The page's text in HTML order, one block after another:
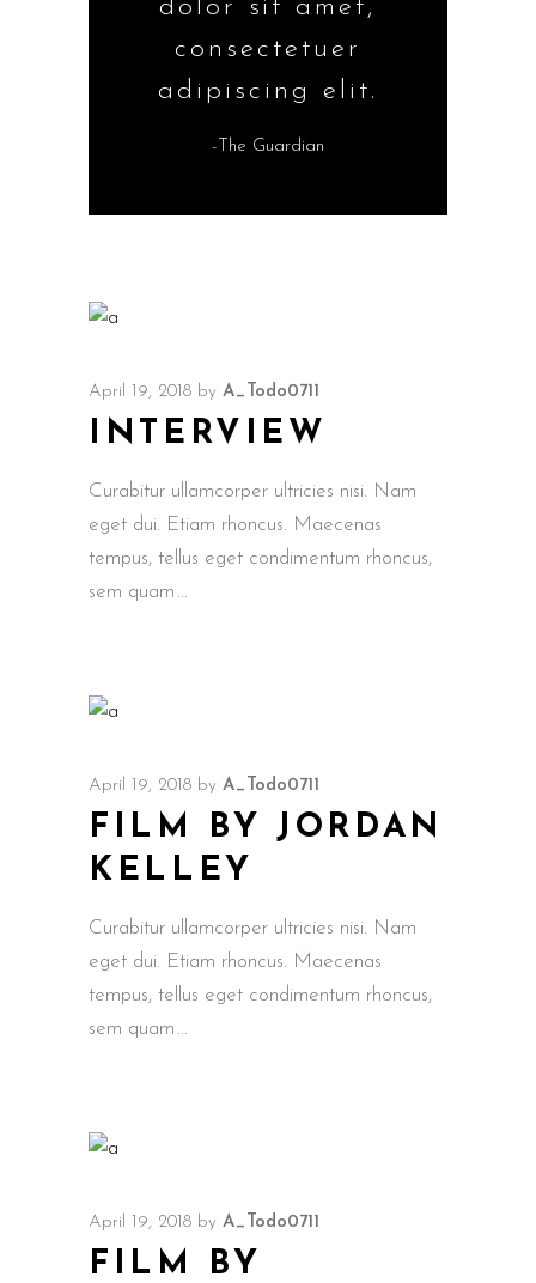
dolor sit amet,
consectetuer
adipiscing elit.
-The Guardian
April 19, 2018 by A_Todo0711
INTERVIEW
Curabitur ullamcorper ultricies nisi. Nam
eget dui. Etiam rhoncus. Maecenas
tempus, tellus eget condimentum rhoncus,
sem quam
April 19, 2018 by A_Todo0711
FILM BY JORDAN
KELLEY
Curabitur ullamcorper ultricies nisi. Nam
eget dui. Etiam rhoncus. Maecenas
tempus, tellus eget condimentum rhoncus,
sem quam
April 19, 2018 by A_Todo0711
FILM BY